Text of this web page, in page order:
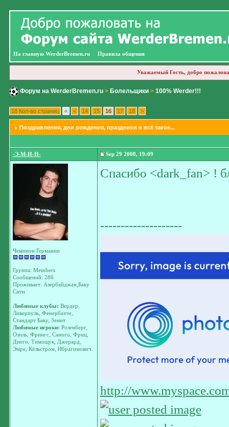
На главную WerderBremen.ru Правила общения
Уважаемый Гость, добро
Форум на WerderBremen.ru> Болельщики> 100% Werder!!!
18 Кол-во страниц « < 14 15 16 17 18 >
Поздравления, дни рождения, праздники и всё такое...
-Э-М-И-Н- Sep 29 2008, 19:09
Чемпион Германии
Группа: Members
Сообщений: 286
Проживает: Азербайджан,Баку
Сити
Любимые клубы: Вердер,
Ливерпуль, Фенербахче,
Стандарт Баку, Зенит
Любимые игроки: Розенберг,
Озиль, Фрингс, Саного, Фриц,
Диего, Тимощук, Джерард,
Эмре, Кёльстром, Ибрагимович.
Спасибо <dark_fan> !
--------------------
http://